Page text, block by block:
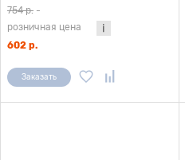
754 р. -
розничная цена
602 р.
Заказать